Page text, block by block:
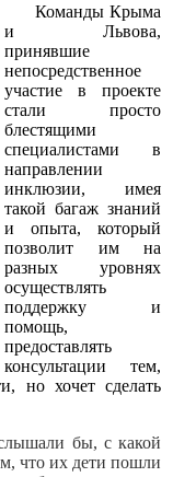
Команды Крыма
и Львова,
принявшие
непосредственное
участие в проекте
стали просто
блестящими
специалистами в
направлении
инклюзии, имея
такой багаж знаний
и опыта, который
позволит им на
разных уровнях
осуществлять
поддержку и
помощь,
предоставлять
консультации тем,
но хочет сделать
бы, с какой
что их дети пошли